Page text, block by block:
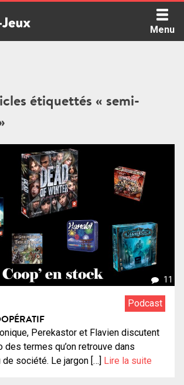
Menu
étiquettés « semi-
11
Podcast
Perekastor et Flavien discutent
des termes qu’on retrouve dans
de société. Le jargon […]
Lire la suite